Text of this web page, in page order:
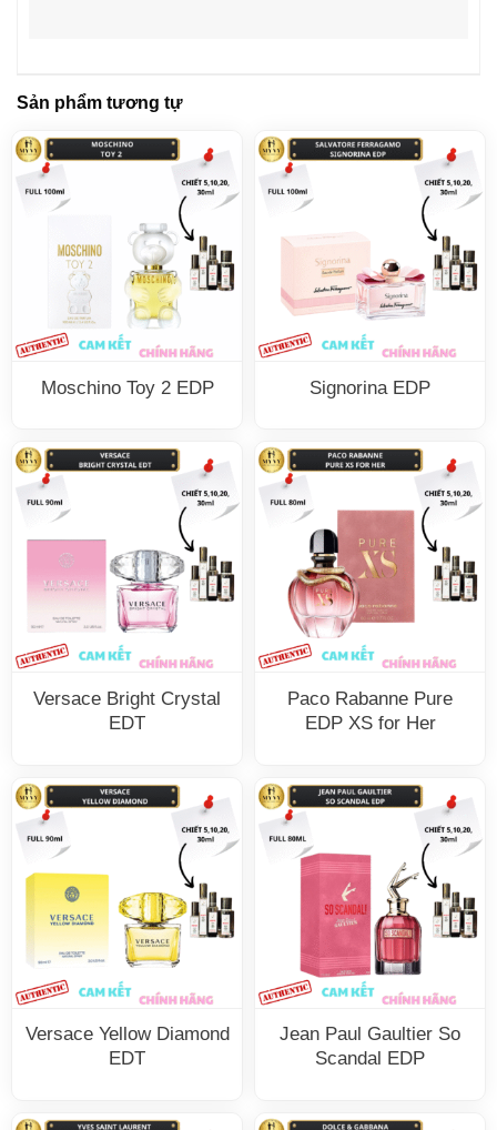
Sản phẩm tương tự
Moschino Toy 2 EDP Signorina EDP
Versace Bright Crystal
EDT
Paco Rabanne Pure
EDP XS for Her
Versace Yellow Diamond
EDT
Jean Paul Gaultier So
Scandal EDP